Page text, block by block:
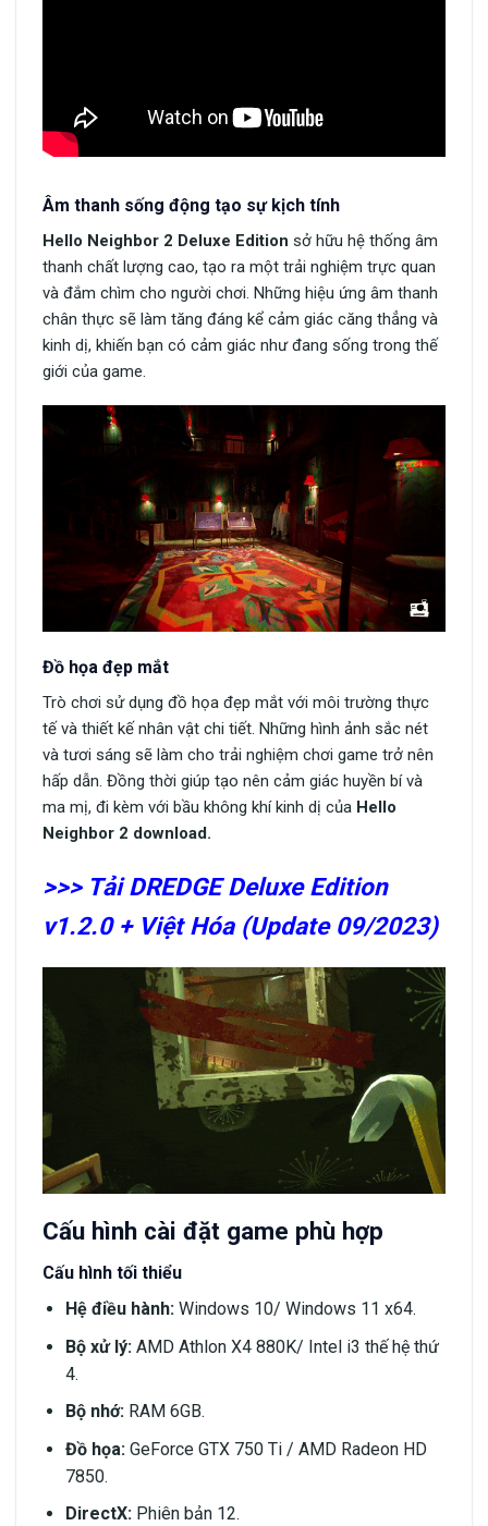
Âm thanh sống động tạo sự kịch tính
Hello Neighbor 2 Deluxe Edition sở hữu hệ thống âm
thanh chất lượng cao, tạo ra một trải nghiệm trực quan
và đắm chìm cho người chơi. Những hiệu ứng âm thanh
chân thực sẽ làm tăng đáng kể cảm giác căng thẳng và
kinh dị, khiến bạn có cảm giác như đang sống trong thế
giới của game.
Đồ họa đẹp mắt
Trò chơi sử dụng đồ họa đẹp mắt với môi trường thực
tế và thiết kế nhân vật chi tiết. Những hình ảnh sắc nét
và tươi sáng sẽ làm cho trải nghiệm chơi game trở nên
hấp dẫn. Đồng thời giúp tạo nên cảm giác huyền bí và
ma mị, đi kèm với bầu không khí kinh dị của Hello
Neighbor 2 download.
>>> Tải DREDGE Deluxe Edition
v1.2.0 + Việt Hóa (Update 09/2023)
Cấu hình cài đặt game phù hợp
Cấu hình tối thiểu
Hệ điều hành:Windows 10/ Windows 11 x64.
Bộ xử lý:AMD Athlon X4 880K/ Intel i3 thế hệ thứ
4.
Bộ nhớ:RAM 6GB.
Đồ họa:GeForce GTX 750 Ti / AMD Radeon HD
7850.
DirectX:Phiên bản 12.